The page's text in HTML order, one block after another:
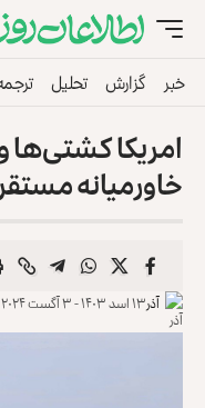
خبر گزارش تحلیل
امریکا
خاورمیانه
آذر۱۳ اسد ۱۴۰۳ - ۳ آگست ۲۰۲۴